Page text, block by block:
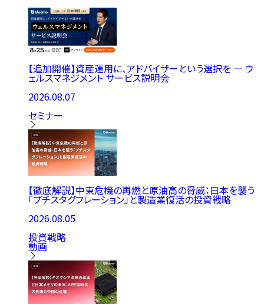
【追加開催】資産運用に、アドバイザーという選択を ― ウ
ェルスマネジメント サービス説明会
2026.08.07
セミナー
【徹底解説】中東危機の再燃と原油高の脅威：日本を襲う
「プチスタグフレーション」と製造業復活の投資戦略
2026.08.05
投資戦略
動画